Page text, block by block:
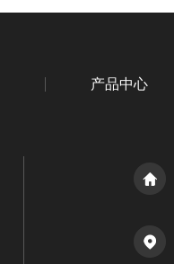
产品中心